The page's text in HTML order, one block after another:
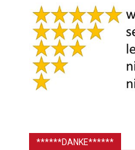
******DANKE******